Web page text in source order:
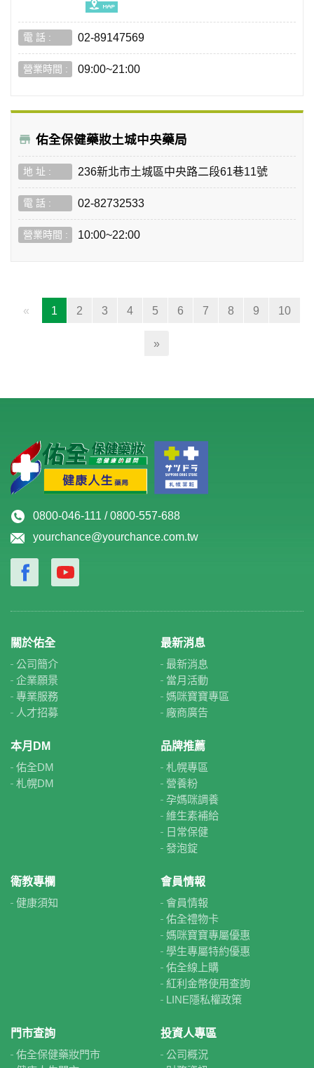
02-89147569
09:00~21:00
佑全保健藥妝土城中央藥局
236新北市土城區中央路二段61巷11號
02-82732533
10:00~22:00
« 1 (current)
2 3 4 5 6 7 8 9 10
»
0800-046-111 / 0800-557-688
yourchance@yourchance.com.tw
關於佑全
公司簡介
企業願景
專業服務
人才招募
最新消息
最新消息
當月活動
媽咪寶寶專區
廠商廣告
本月DM
佑全DM
札幌DM
品牌推薦
札幌專區
營養粉
孕媽咪調養
維生素補給
日常保健
發泡錠
衛教專欄
健康須知
會員情報
會員情報
佑全禮物卡
媽咪寶寶專屬優惠
學生專屬特約優惠
佑全線上購
紅利金幣使用查詢
LINE隱私權政策
門市查詢
佑全保健藥妝門市
投資人專區
公司概況